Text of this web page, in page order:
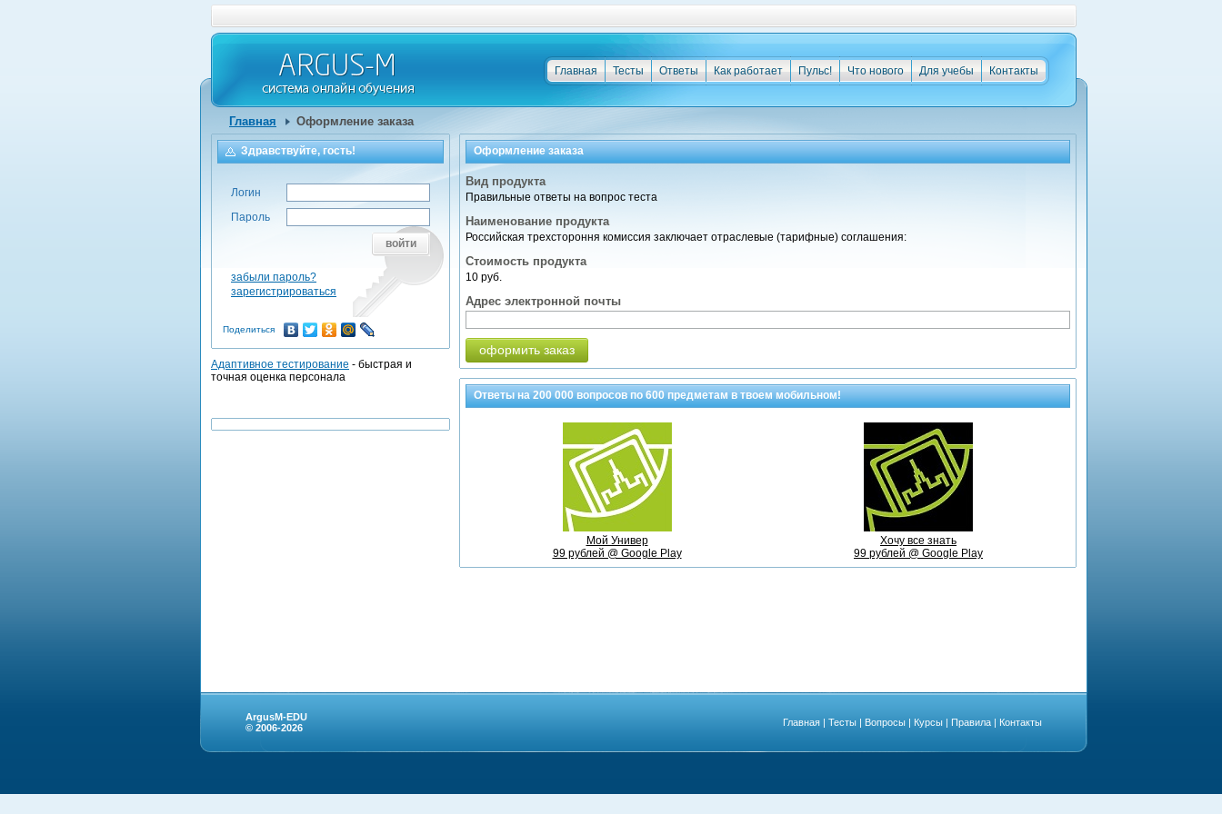
Контакты
Для учебы
Что нового
Пульс!
Как работает
Ответы
Тесты
Главная
Главная Оформление заказа
Оформление заказа
Вид продукта
Правильные ответы на вопрос теста
Наименование продукта
Российская трехстороння комиссия заключает отраслевые (тарифные) соглашения:
Стоимость продукта
10 руб.
Адрес электронной почты
оформить заказ
Ответы на200 000вопросов по600 предметамв твоем мобильном!
Мой Универ
99 рублей @ Google Play
Хочу все знать
99 рублей @ Google Play
Здравствуйте, гость!
Логин
Пароль
войти
забыли пароль?
зарегистрироваться
Поделиться
Адаптивное тестирование - быстрая и
точная оценка персонала
ArgusM-EDU
© 2006-2026
Главная | Тесты | Вопросы | Курсы | Правила | Контакты